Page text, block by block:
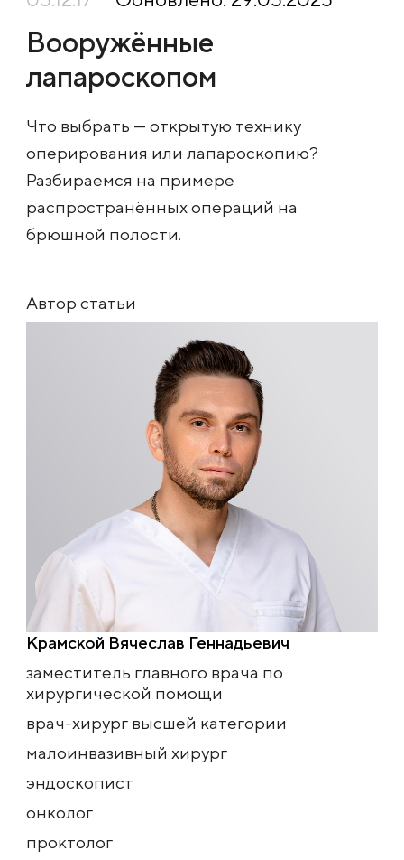
Вооружённые
лапароскопом
Что выбрать — открытую технику
оперирования или лапароскопию?
Разбираемся на примере
распространённых операций на
брюшной полости.
Автор статьи
Крамской Вячеслав Геннадьевич
заместитель главного врача по
хирургической помощи
врач-хирург высшей категории
малоинвазивный хирург
эндоскопист
онколог
проктолог